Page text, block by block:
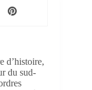
d’histoire,
du sud-